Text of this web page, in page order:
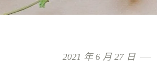
2021 年 6 月 27 日